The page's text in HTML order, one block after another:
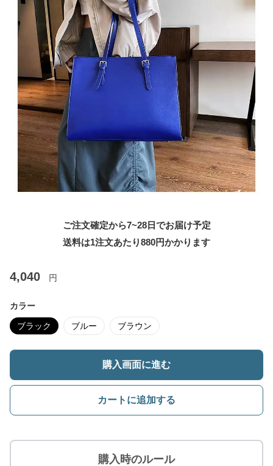
ご注文確定から7~28日でお届け予定
送料は1注文あたり880円かかります
4,040 円
カラー
ブラック ブルー ブラウン
購入画面に進む
カートに追加する
購入時のルール